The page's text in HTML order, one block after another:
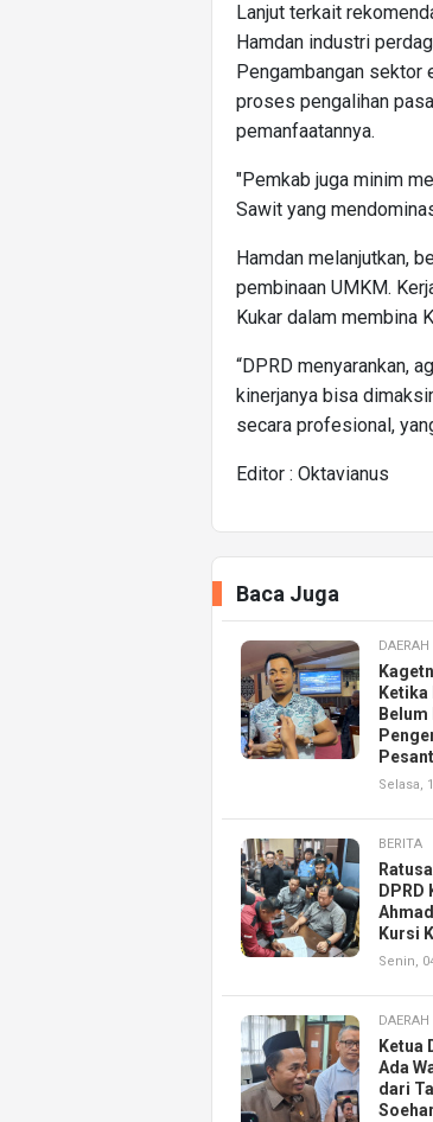
Lanjut terkait
Hamdan industri
Pengambangan sektor
proses pengalihan
pemanfaatannya.
"Pemkab juga minim
Sawit yang
Hamdan melanjutkan,
pembinaan UMKM.
Kukar dalam membina
“DPRD menyarankan,
kinerjanya bisa
secara profesional,
Editor : Oktavianus
Baca Juga
DAERAH
Ketika
Selasa,
BERITA
DPRD
Kursi
Senin,
DAERAH
Ketua
Ada
dari